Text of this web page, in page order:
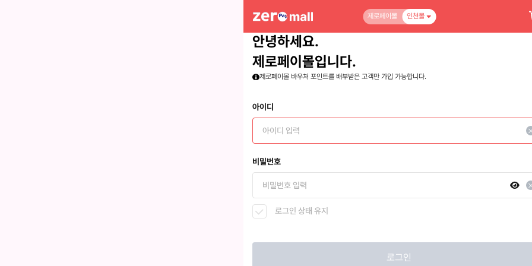
제로페이몰 인천몰
안녕하세요.
제로페이몰입니다.
제로페이몰 바우처 포인트를 배부받은 고객만 가입 가능합니다.
아이디
비밀번호
로그인 상태 유지
로그인